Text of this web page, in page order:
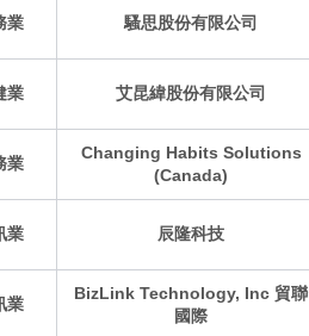
業 騷思股份有限公司
業 艾昆緯股份有限公司
業
Changing Habits Solutions
(Canada)
業 辰隆科技
業
BizLink Technology, Inc 貿聯
國際